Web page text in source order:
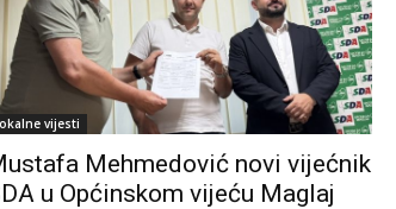
vijesti
Mehmedović novi vijećnik
u Općinskom vijeću Maglaj